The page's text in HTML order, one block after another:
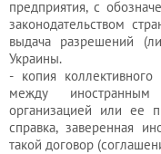
предприятия, с
законодательством
выдача разрешений
Украины.
- копия коллективного
между
организацией или ее
справка, заверенная
такой договор